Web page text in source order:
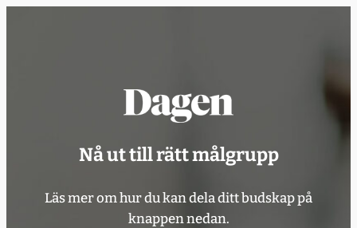
Nå ut till rätt målgrupp
Läs mer om hur du kan dela ditt budskap på
knappen nedan.